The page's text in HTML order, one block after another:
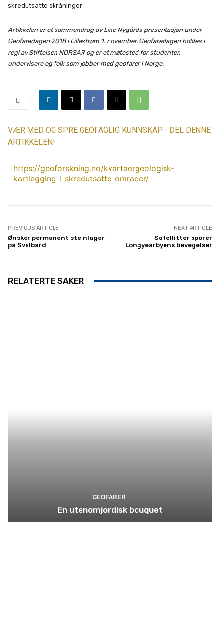
skredutsatte skråninger.
Artikkelen er et sammendrag av Line Nygårds presentasjon under
Geofaredagen 2018 i Lillestrøm 1. november. Geofaredagen holdes i
regi av Stiftelsen NORSAR og er et møtested for studenter,
undervisere og folk som jobber med geofarer i Norge.
VÆR MED OG SPRE GEOFAGLIG KUNNSKAP - DEL DENNE
ARTIKKELEN!
https://geoforskning.no/kvartaergeologisk-
kartlegging-i-skredutsatte-omrader/
PREVIOUS ARTICLE
Ønsker permanent steinlager
på Svalbard
NEXT ARTICLE
Satellitter sporer
Longyearbyens bevegelser
RELATERTE SAKER
GEOFARER
En utenomjordisk bouquet